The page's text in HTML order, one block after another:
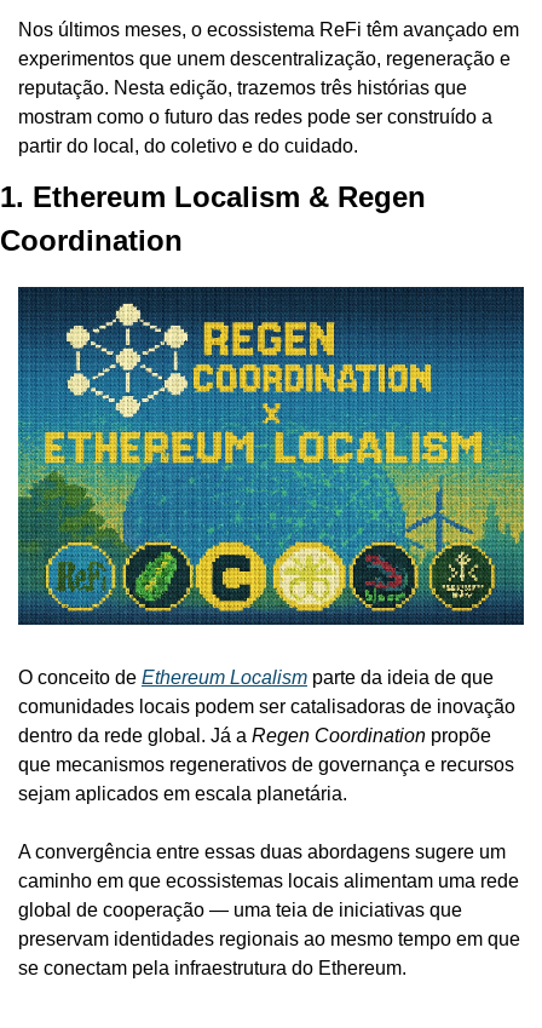
Nos últimos meses, o ecossistema ReFi têm avançado em
experimentos que unem descentralização, regeneração e
reputação. Nesta edição, trazemos três histórias que
mostram como o futuro das redes pode ser construído a
partir do local, do coletivo e do cuidado.
1. Ethereum Localism & Regen
Coordination
O conceito de Ethereum Localism parte da ideia de que
comunidades locais podem ser catalisadoras de inovação
dentro da rede global. Já a Regen Coordination propõe
que mecanismos regenerativos de governança e recursos
sejam aplicados em escala planetária.
A convergência entre essas duas abordagens sugere um
caminho em que ecossistemas locais alimentam uma rede
global de cooperação — uma teia de iniciativas que
preservam identidades regionais ao mesmo tempo em que
se conectam pela infraestrutura do Ethereum.